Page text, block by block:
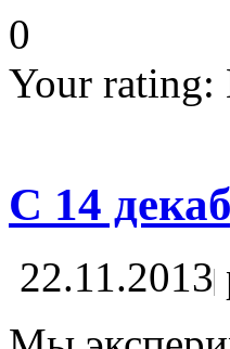
0
Your rating:
С 14
22.11.2013